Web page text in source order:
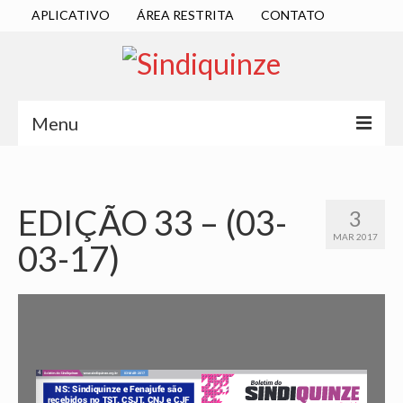
APLICATIVO ÁREA RESTRITA CONTATO
Menu
SINDICATO
DIRETORIA EXECUTIVA
ESTATUTO
QUEM SOMOS
3
MAR 2017
EDIÇÃO 33 – (03-
03-17)